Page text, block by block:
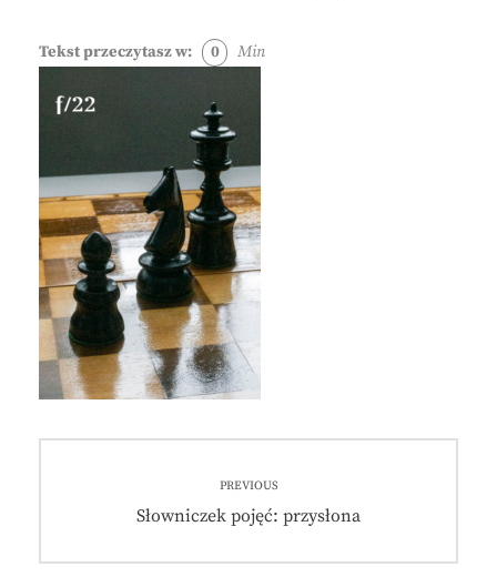
Tekst przeczytasz w: 0 Min
PREVIOUS
Previous
Słowniczek pojęć: przysłona